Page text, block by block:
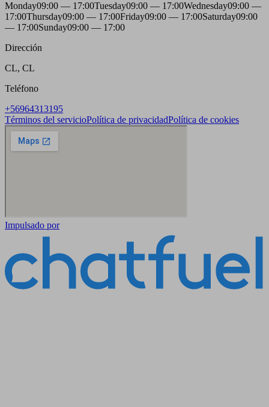
Monday09:00 — 17:00Tuesday09:00 — 17:00Wednesday09:00 —
17:00Thursday09:00 — 17:00Friday09:00 — 17:00Saturday09:00
— 17:00Sunday09:00 — 17:00
Dirección
CL, CL
Teléfono
+56964313195
Términos del servicioPolítica de privacidadPolítica de cookies
Impulsado por